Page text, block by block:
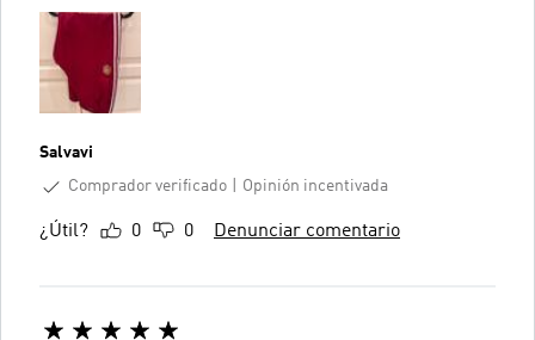
Salvavi
Comprador verificado
Opinión incentivada
¿Útil? 0 0 Denunciar comentario